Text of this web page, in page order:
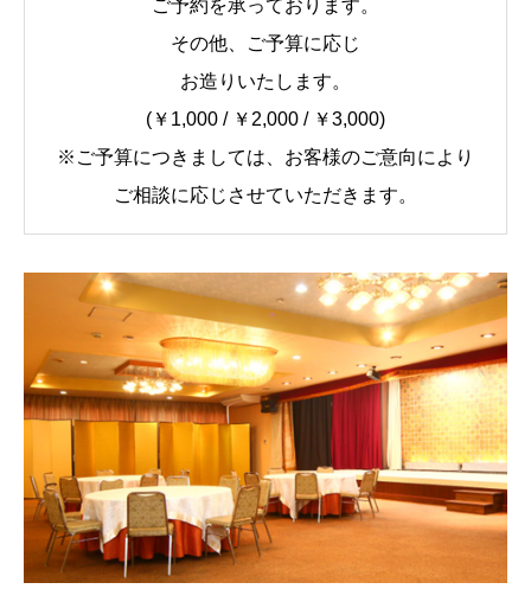
ご予約を承っております。
その他、ご予算に応じ
お造りいたします。
(￥1,000 / ￥2,000 / ￥3,000)
※ご予算につきましては、お客様のご意向により
ご相談に応じさせていただきます。